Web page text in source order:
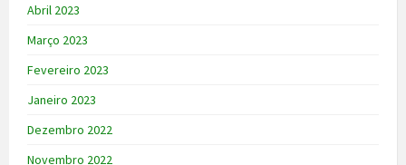
Abril 2023
Março 2023
Fevereiro 2023
Janeiro 2023
Dezembro 2022
Novembro 2022